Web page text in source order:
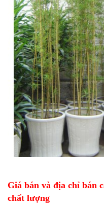
Giá bán và địa chỉ bán
chất lượng